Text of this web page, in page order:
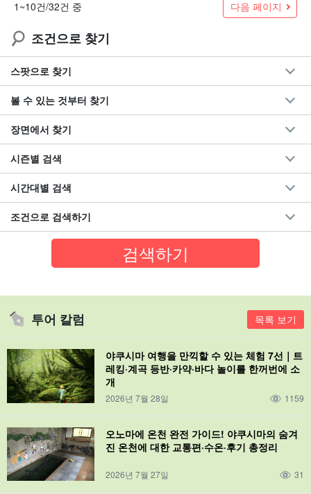
1~10건/32건 중 다음 페이지
조건으로 찾기
스팟으로 찾기
볼 수 있는 것부터 찾기
장면에서 찾기
시즌별 검색
시간대별 검색
조건으로 검색하기
투어 칼럼 목록 보기
야쿠시마 여행을 만끽할 수 있는 체험 7선｜트
레킹·계곡 등반·카약·바다 놀이를 한꺼번에 소
개
2026년 7월 28일 1159
오노마에 온천 완전 가이드! 야쿠시마의 숨겨
진 온천에 대한 교통편·수온·후기 총정리
2026년 7월 27일 31